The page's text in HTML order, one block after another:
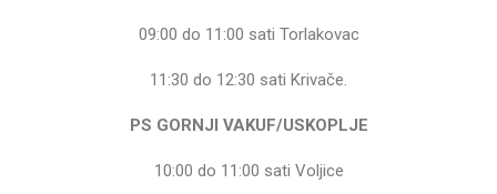
09:00 do 11:00 sati Torlakovac
11:30 do 12:30 sati Krivače.
PS GORNJI VAKUF/USKOPLJE
10:00 do 11:00 sati Voljice